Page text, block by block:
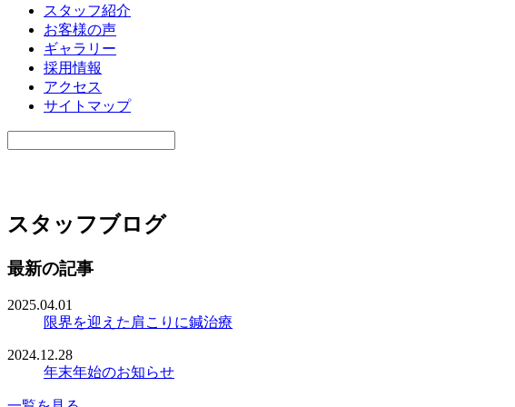
スタッフ紹介
お客様の声
ギャラリー
採用情報
アクセス
サイトマップ
スタッフブログ
最新の記事
2025.04.01
限界を迎えた肩こりに鍼治療
2024.12.28
年末年始のお知らせ